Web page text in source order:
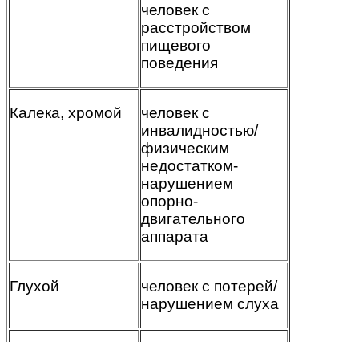
человек с
расстройством
пищевого
поведения
Калека, хромой
человек с
инвалидностью/
физическим
недостатком-
нарушением
опорно-
двигательного
аппарата
Глухой
человек с потерей/
нарушением слуха